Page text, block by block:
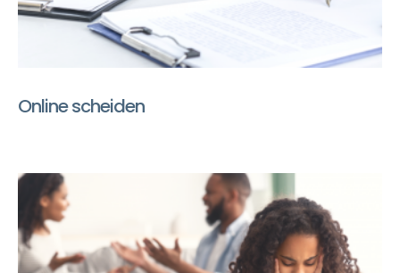
Online scheiden